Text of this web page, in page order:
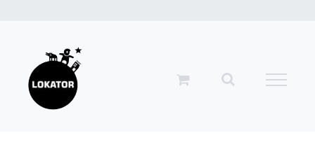
zawartości